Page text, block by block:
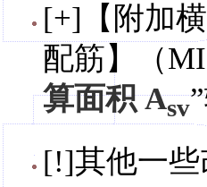
[+]【附加
配筋】（
算面积 Asv
[!]其他一些